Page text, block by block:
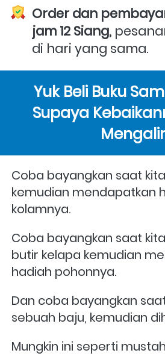
Order dan
jam 12 Siang,
di hari yang sama.
Yuk Beli Buku
Supaya
Coba bayangkan saat
kemudian mendapatkan
kolamnya.
Coba bayangkan saat
butir kelapa kemudian
hadiah pohonnya.
Dan coba bayangkan
sebuah baju, kemudian
Mungkin ini seperti